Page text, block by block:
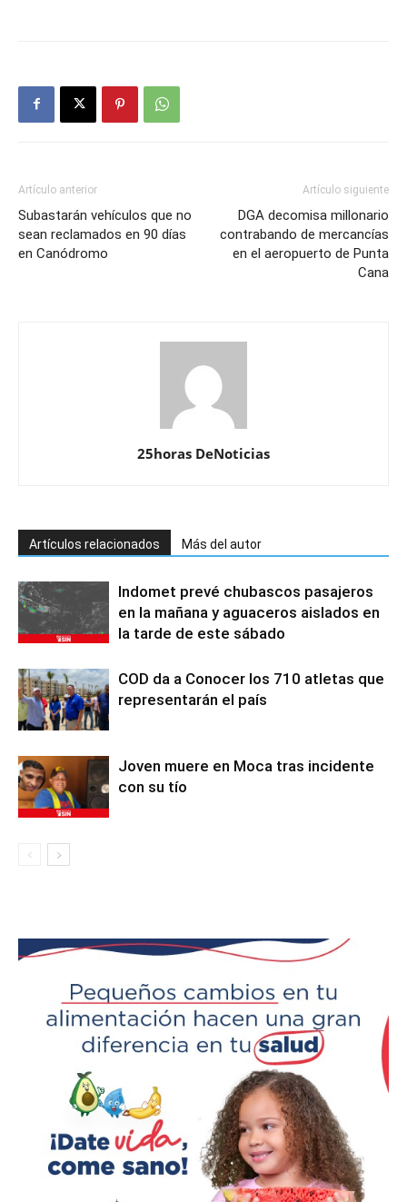
Artículo anterior
Subastarán vehículos que no
sean reclamados en 90 días
en Canódromo
Artículo siguiente
DGA decomisa millonario
contrabando de mercancías
en el aeropuerto de Punta
Cana
25horas DeNoticias
Artículos relacionados Más del autor
Indomet prevé chubascos pasajeros
en la mañana y aguaceros aislados en
la tarde de este sábado
COD da a Conocer los 710 atletas que
representarán el país
Joven muere en Moca tras incidente
con su tío